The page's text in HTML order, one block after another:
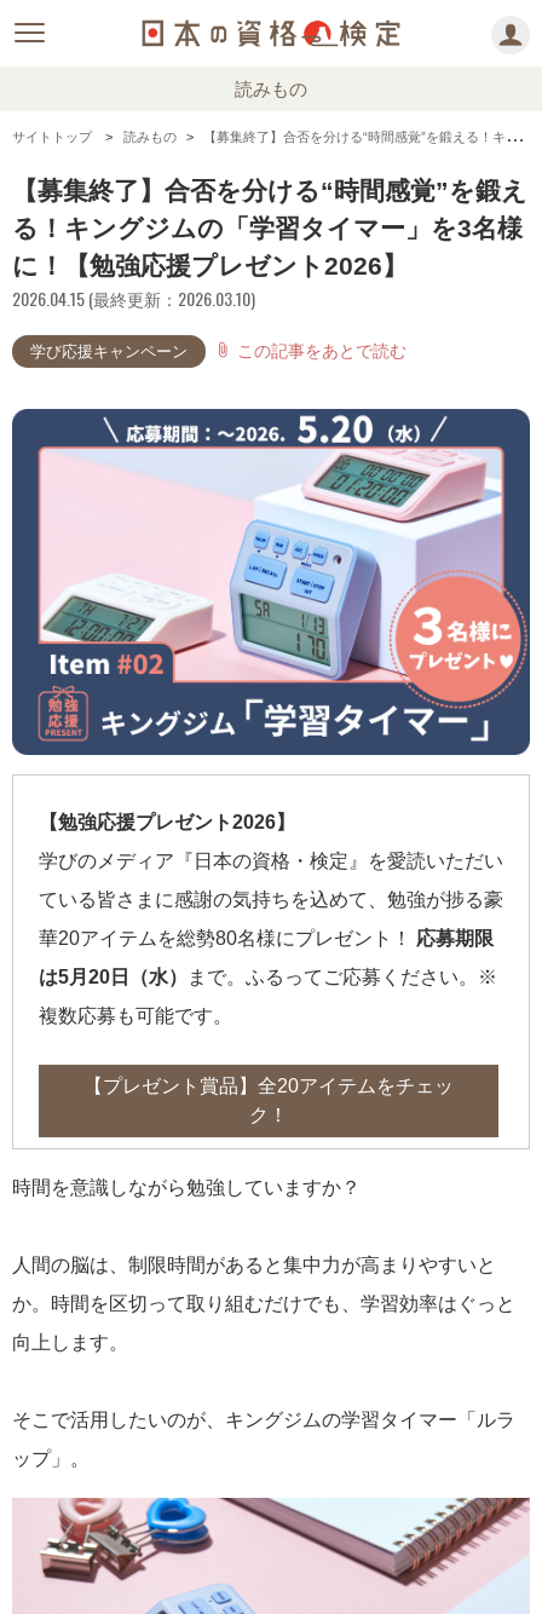
読みもの
サイトトップ 読みもの 【募集終了】合否を分ける“時間感覚”を鍛える！キングジムの「学習タイマー」を3名様に！【勉強応援プレゼント2026】
【募集終了】合否を分ける“時間感覚”を鍛え
る！キングジムの「学習タイマー」を3名様
に！【勉強応援プレゼント2026】
2026.04.15 (最終更新：2026.03.10)
学び応援キャンペーン attach_file この記事をあとで読む
【勉強応援プレゼント2026】
学びのメディア『日本の資格・検定』を愛読いただい
ている皆さまに感謝の気持ちを込めて、勉強が捗る豪
華20アイテムを総勢80名様にプレゼント！ 応募期限
は5月20日（水）
まで。ふるってご応募ください。※
複数応募も可能です。
【プレゼント賞品】全20アイテムをチェッ
ク！
時間を意識しながら勉強していますか？
人間の脳は、制限時間があると集中力が高まりやすいと
か。時間を区切って取り組むだけでも、学習効率はぐっと
向上します。
そこで活用したいのが、キングジムの学習タイマー「ルラ
ップ」。